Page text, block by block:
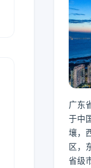
广东
于中
壤，
区，
省级